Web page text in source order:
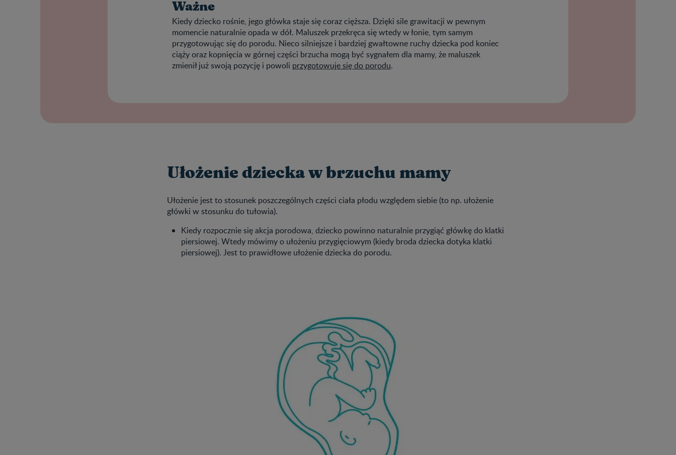
Ważne
Kiedy dziecko rośnie, jego główka staje się coraz cięższa. Dzięki sile grawitacji w pewnym
momencie naturalnie opada w dół. Maluszek przekręca się wtedy w łonie, tym samym
przygotowując się do porodu. Nieco silniejsze i bardziej gwałtowne ruchy dziecka pod koniec
ciąży oraz kopnięcia w górnej części brzucha mogą być sygnałem dla mamy, że maluszek
zmienił już swoją pozycję i powoli przygotowuje się do porodu.
Ułożenie dziecka w brzuchu mamy
Ułożenie jest to stosunek poszczególnych części ciała płodu względem siebie (to np. ułożenie
główki w stosunku do tułowia).
Kiedy rozpocznie się akcja porodowa, dziecko powinno naturalnie przygiąć główkę do klatki
piersiowej. Wtedy mówimy o ułożeniu przygięciowym (kiedy broda dziecka dotyka klatki
piersiowej). Jest to prawidłowe ułożenie dziecka do porodu.